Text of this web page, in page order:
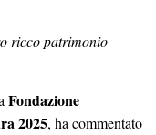
ricco patrimonio
Fondazione
2025, ha commentato